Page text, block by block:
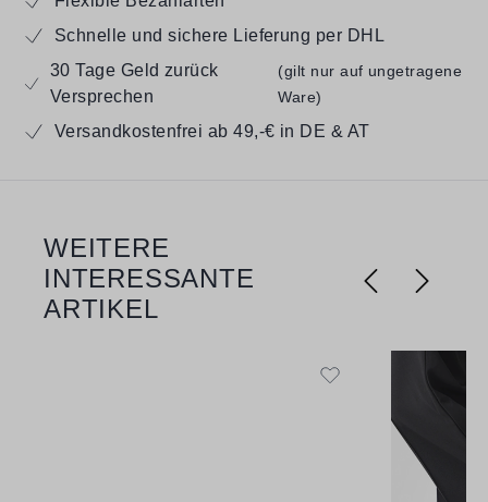
Schnelle und sichere Lieferung per DHL
30 Tage Geld zurück
Versprechen
(gilt nur auf ungetragene
Ware)
Versandkostenfrei ab 49,-€ in DE & AT
Produktgalerie überspringen
WEITERE
INTERESSANTE
ARTIKEL